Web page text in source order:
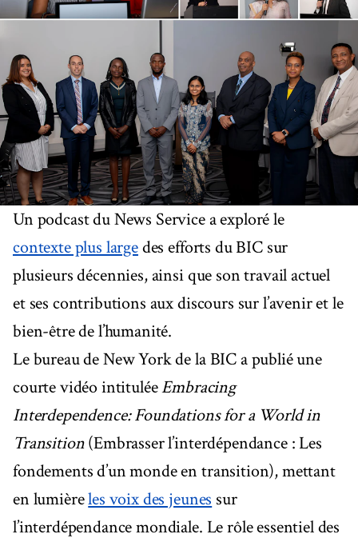
Un podcast du News Service a exploré le
contexte plus largedes efforts du BIC sur
plusieurs décennies, ainsi que son travail actuel
et ses contributions aux discours sur l’avenir et le
bien-être de l’humanité.
Le bureau de New York de la BIC a publié une
courte vidéo intituléeEmbracing
Interdependence: Foundations for a World in
Transition(Embrasser l’interdépendance : Les
fondements d’un monde en transition), mettant
en lumièreles voix des jeunes sur
l’interdépendance mondiale. Le rôle essentiel des